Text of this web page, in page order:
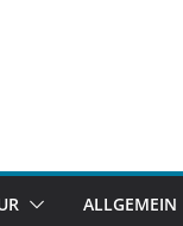
ALLGEMEIN